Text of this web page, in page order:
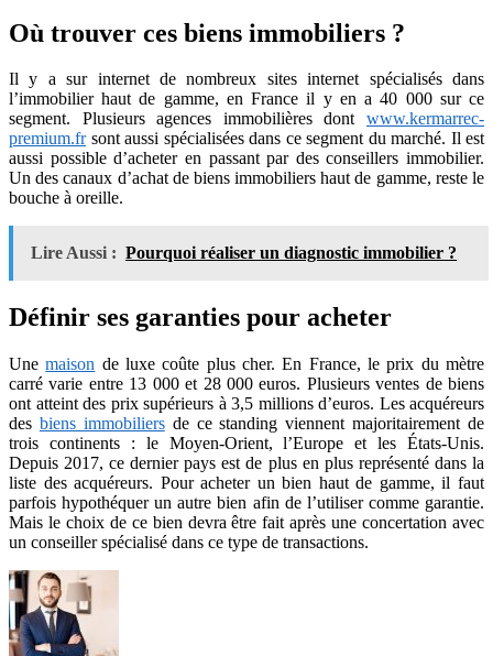
Où trouver ces biens immobiliers ?
Il y a sur internet de nombreux sites internet spécialisés dans
l’immobilier haut de gamme, en France il y en a 40 000 sur ce
segment. Plusieurs agences immobilières dont www.kermarrec-
premium.frsont aussi spécialisées dans ce segment du marché. Il est
aussi possible d’acheter en passant par des conseillers immobilier.
Un des canaux d’achat de biens immobiliers haut de gamme, reste le
bouche à oreille.
Lire Aussi : Pourquoi réaliser un diagnostic immobilier ?
Définir ses garanties pour acheter
Unemaison de luxe coûte plus cher. En France, le prix du mètre
carré varie entre 13 000 et 28 000 euros. Plusieurs ventes de biens
ont atteint des prix supérieurs à 3,5 millions d’euros. Les acquéreurs
des biens immobiliersde ce standing viennent majoritairement de
trois continents : le Moyen-Orient, l’Europe et les États-Unis.
Depuis 2017, ce dernier pays est de plus en plus représenté dans la
liste des acquéreurs. Pour acheter un bien haut de gamme, il faut
parfois hypothéquer un autre bien afin de l’utiliser comme garantie.
Mais le choix de ce bien devra être fait après une concertation avec
un conseiller spécialisé dans ce type de transactions.